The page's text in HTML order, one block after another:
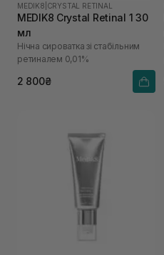
MEDIK8 CRYSTAL RETINAL
MEDIK8 Crystal Retinal 1 30
мл
Нічна сироватка зі стабільним
ретиналем 0,01%
2 800₴